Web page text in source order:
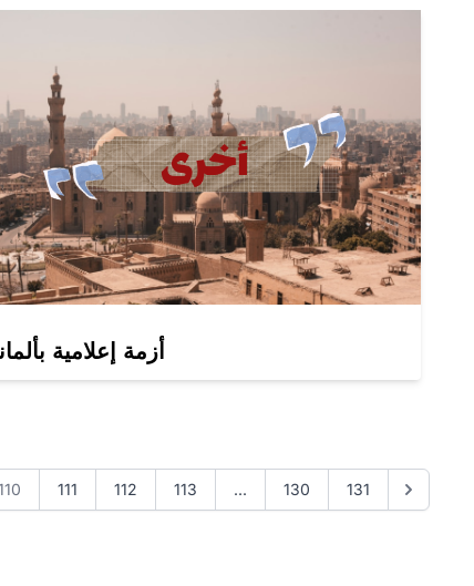
أزمة إعلامية
111 112 113 ... 130 131